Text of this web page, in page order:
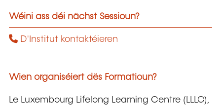
Wéini ass déi nächst Sessioun?
D'Institut kontaktéieren
Wien organiséiert dës Formatioun?
Le Luxembourg Lifelong Learning Centre (LLLC),